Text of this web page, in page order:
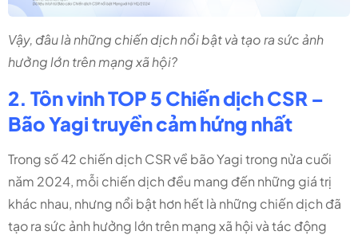
Vậy, đâu là những chiến dịch nổi bật và tạo ra sức ảnh
hưởng lớn trên mạng xã hội?
2. Tôn vinh TOP 5 Chiến dịch CSR –
Bão Yagi truyền cảm hứng nhất
Trong số 42 chiến dịch CSR về bão Yagi trong nửa cuối
năm 2024, mỗi chiến dịch đều mang đến những giá trị
khác nhau, nhưng nổi bật hơn hết là những chiến dịch đã
tạo ra sức ảnh hưởng lớn trên mạng xã hội và tác động